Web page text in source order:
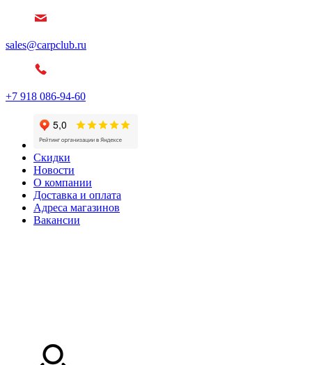
sales@carpclub.ru
+7 918 086-94-60
Скидки
Новости
О компании
Доставка и оплата
Адреса магазинов
Вакансии